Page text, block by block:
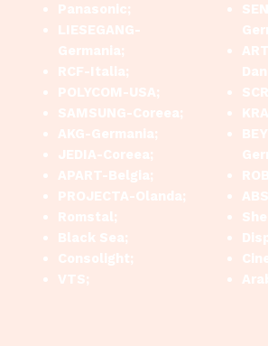
Panasonic;
LIESEGANG-
Germania;
RCF-Italia;
POLYCOM-USA;
SAMSUNG-Coreea;
AKG-Germania;
JEDIA-Coreea;
APART-Belgia;
PROJECTA-Olanda;
Romstal;
Black Sea;
Consolight;
VTS;